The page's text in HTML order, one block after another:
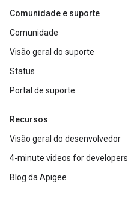
Comunidade e suporte
Comunidade
Visão geral do suporte
Status
Portal de suporte
Recursos
Visão geral do desenvolvedor
4-minute videos for developers
Blog da Apigee